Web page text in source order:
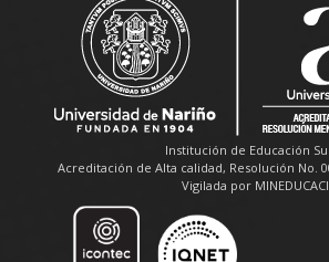
Institución de Educación
Acreditación de Alta calidad, Resolución No.
Vigilada por